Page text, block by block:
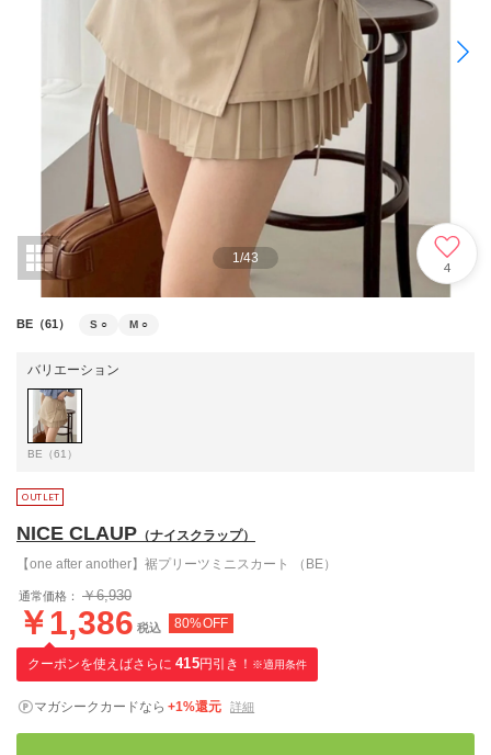
1 /43
4
BE（61） S ○ M ○
バリエーション
BE（61）
NICE CLAUP （ナイスクラップ）
【one after another】裾プリーツミニスカート （BE）
通常価格： ￥6,930
￥1,386 税込 80%OFF
クーポンを使えばさらに 415円引き！ ※適用条件
マガシークカードなら +1%還元 詳細